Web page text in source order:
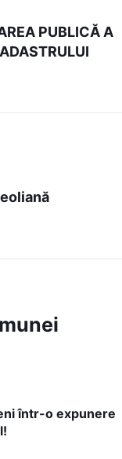
PUBLICĂ A
într-o expunere